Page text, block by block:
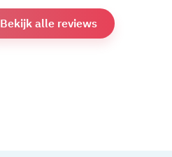
Bekijk alle reviews